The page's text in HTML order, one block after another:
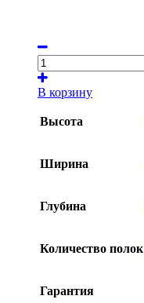
В корзину
Высота
Ширина
Глубина
Количество полок
Гарантия